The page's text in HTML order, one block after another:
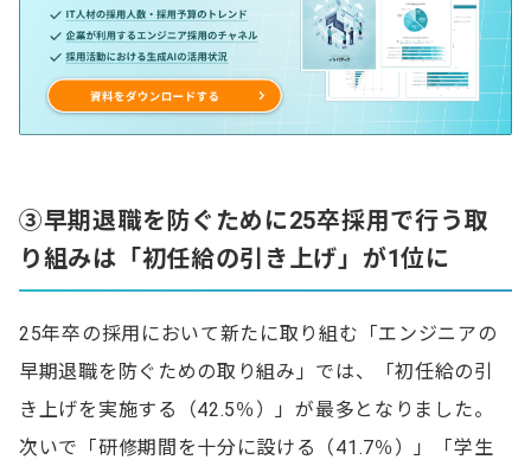
③早期退職を防ぐために25卒採用で行う取
り組みは「初任給の引き上げ」が1位に
25年卒の採用において新たに取り組む「エンジニアの
早期退職を防ぐための取り組み」では、「初任給の引
き上げを実施する（42.5％）」が最多となりました。
次いで「研修期間を十分に設ける（41.7％）」「学生